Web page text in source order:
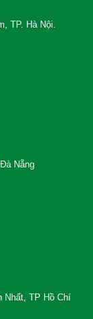
TP. Hà Nội.
Nẵng
Nhất, TP Hồ Chí